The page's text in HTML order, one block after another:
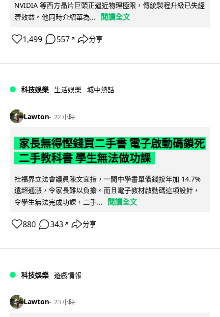
NVIDIA 等西方晶片巨頭正逼近物理極限，傳統製程升級已失經
濟效益。他同時介紹華為...
閱讀全文
1,499 557 ↗ 分享
科技娛樂 生活娛樂 城中熱話
Lawton 22 小時
家長無得慳錢買二手書 電子啟動碼鎖死
二手教科書 學生無法做功課
社福界立法會議員陳文宜指，一間中學書單價錢按年加 14.7%
遠超通漲，令家長難以負擔。而且電子教材啟動碼這項設計，
令學生無法完成功課，二手...
閱讀全文
880 343 ↗ 分享
科技娛樂 遊戲情報
Lawton 23 小時